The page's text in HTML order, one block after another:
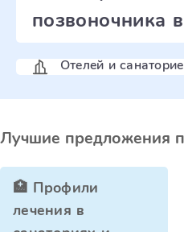
позвоночника
Отелей и
Лучшие предложения
🏥 Профили
лечения в